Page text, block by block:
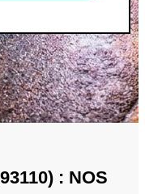
: NOS